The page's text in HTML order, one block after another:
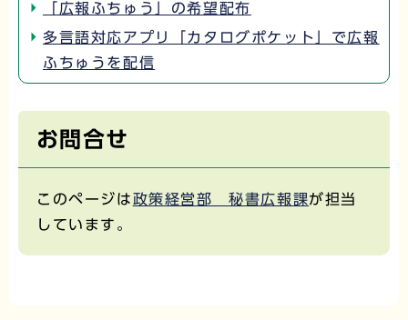
「広報ふちゅう」の希望配布
多言語対応アプリ「カタログポケット」で広報
ふちゅうを配信
お問合せ
このページは政策経営部 秘書広報課が担当
しています。